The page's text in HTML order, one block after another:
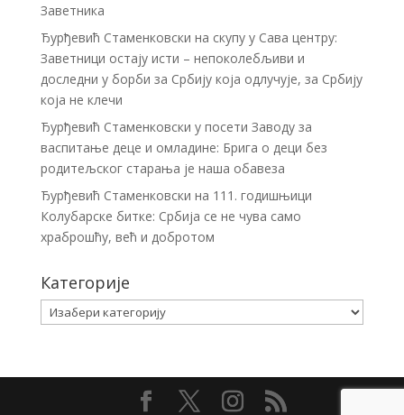
Заветника
Ђурђевић Стаменковски на скупу у Сава центру:
Заветници остају исти – непоколебљиви и
доследни у борби за Србију која одлучује, за Србију
која не клечи
Ђурђевић Стаменковски у посети Заводу за
васпитање деце и омладине: Брига о деци без
родитељског старања је наша обавеза
Ђурђевић Стаменковски на 111. годишњици
Колубарске битке: Србија се не чува само
храброшћу, већ и добротом
Категорије
Категорије